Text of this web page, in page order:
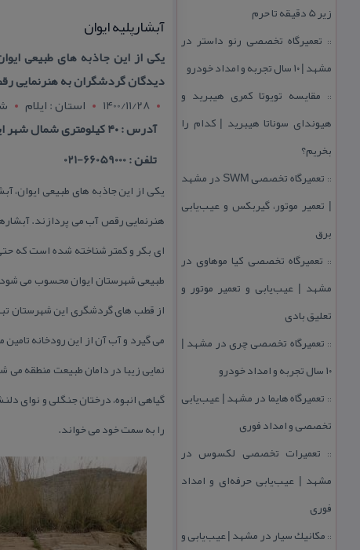
زیر 5 دقیقه تا حرم
:: تعمیرگاه تخصصی رنو داستر در
مشهد | ۱۰ سال تجربه و امداد خودرو
:: مقایسه تویوتا كمری هیبرید و
هیوندای سوناتا هیبرید | كدام را
بخریم؟
::
تعمیرگاه تخصصی SWM در مشهد
| تعمیر موتور، گیربكس و عیب‌یابی
برق
:: تعمیرگاه تخصصی كیا موهاوی در
مشهد | عیب‌یابی و تعمیر موتور و
تعلیق بادی
:: تعمیرگاه تخصصی چری در مشهد |
۱۰ سال تجربه و امداد خودرو
:: تعمیرگاه هایما در مشهد | عیب‌یابی
تخصصی و امداد فوری
:: تعمیرات تخصصی لكسوس در
مشهد | عیب‌یابی حرفه‌ای و امداد
فوری
:: مكانیك سیار در مشهد | عیب‌یابی و
آبشارپلیه ایوان
یكی از این جاذبه های طبیعی
دیدگان گردشگران به هنرنمایی
1400/11/28
استان : ايلام
آدرس : ۴۰ كیلومتری شمال شهر ایلام
تلفن : 66059000-021
یكی از این جاذبه های طبیعی
ای بكر و كمتر شناخته شده است كه
طبیعی شهرستان ایوان محسوب می
از قطب های گردشگری این شهرستان
می گیرد و آب آن از این رودخانه
نمایی زیبا در دامان طبیعت منطقه می
گیاهی انبوه، درختان جنگلی و نوای
را به سمت خود می خواند.